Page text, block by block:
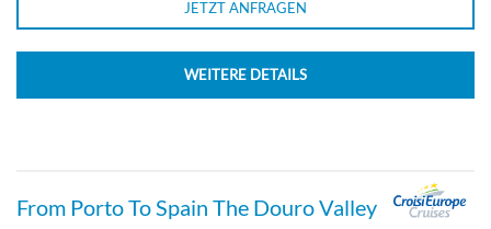
JETZT ANFRAGEN
WEITERE DETAILS
From Porto To Spain The Douro Valley